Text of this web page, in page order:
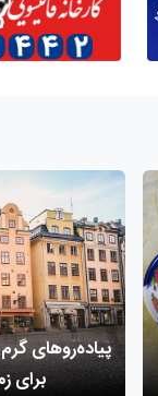
پیاده‌روهای
برای